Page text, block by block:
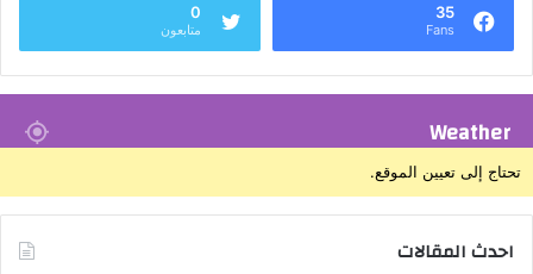
35
Fans
0
متابعون
Weather
تحتاج إلى تعيين الموقع.
احدث المقالات